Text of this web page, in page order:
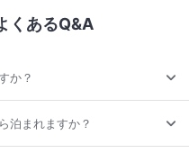
くあるQ&A
か？
泊まれますか？